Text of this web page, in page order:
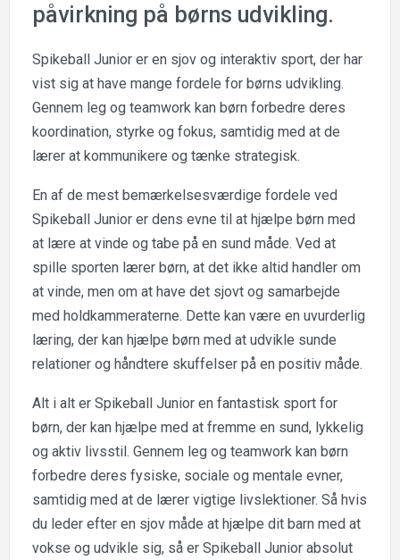
påvirkning på børns udvikling.
Spikeball Junior er en sjov og interaktiv sport, der har
vist sig at have mange fordele for børns udvikling.
Gennem leg og teamwork kan børn forbedre deres
koordination, styrke og fokus, samtidig med at de
lærer at kommunikere og tænke strategisk.
En af de mest bemærkelsesværdige fordele ved
Spikeball Junior er dens evne til at hjælpe børn med
at lære at vinde og tabe på en sund måde. Ved at
spille sporten lærer børn, at det ikke altid handler om
at vinde, men om at have det sjovt og samarbejde
med holdkammeraterne. Dette kan være en uvurderlig
læring, der kan hjælpe børn med at udvikle sunde
relationer og håndtere skuffelser på en positiv måde.
Alt i alt er Spikeball Junior en fantastisk sport for
børn, der kan hjælpe med at fremme en sund, lykkelig
og aktiv livsstil. Gennem leg og teamwork kan børn
forbedre deres fysiske, sociale og mentale evner,
samtidig med at de lærer vigtige livslektioner. Så hvis
du leder efter en sjov måde at hjælpe dit barn med at
vokse og udvikle sig, så er Spikeball Junior absolut